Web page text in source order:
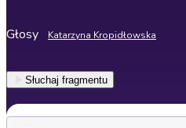
Głosy Katarzyna Kropidłowska
Słuchaj fragmentu